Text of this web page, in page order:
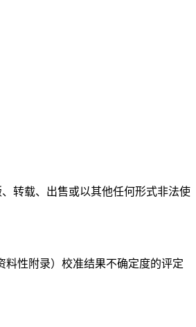
转载、出售或以其他任何形式非法使
料性附录）校准结果不确定度的评定